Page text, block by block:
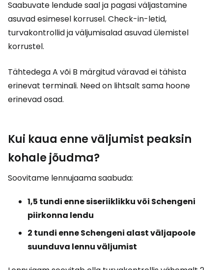
Saabuvate lendude saal ja pagasi väljastamine
asuvad esimesel korrusel. Check-in-letid,
turvakontrollid ja väljumisalad asuvad ülemistel
korrustel.
Tähtedega A või B märgitud väravad ei tähista
erinevat terminali. Need on lihtsalt sama hoone
erinevad osad.
Kui kaua enne väljumist peaksin
kohale jõudma?
Soovitame lennujaama saabuda:
1,5 tundi enne siseriiklikku või Schengeni
piirkonna lendu
2 tundi enne Schengeni alast väljapoole
suunduva lennu väljumist